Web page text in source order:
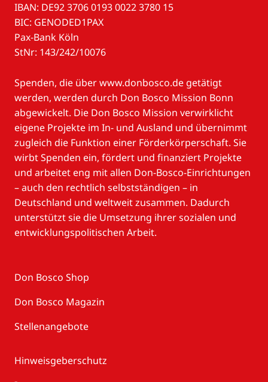
IBAN: DE92 3706 0193 0022 3780 15
BIC: GENODED1PAX
Pax-Bank Köln
StNr: 143/242/10076
Spenden, die über www.donbosco.de getätigt
werden, werden durch Don Bosco Mission Bonn
abgewickelt. Die Don Bosco Mission verwirklicht
eigene Projekte im In- und Ausland und übernimmt
zugleich die Funktion einer Förderkörperschaft. Sie
wirbt Spenden ein, fördert und finanziert Projekte
und arbeitet eng mit allen Don-Bosco-Einrichtungen
– auch den rechtlich selbstständigen – in
Deutschland und weltweit zusammen. Dadurch
unterstützt sie die Umsetzung ihrer sozialen und
entwicklungspolitischen Arbeit.
Don Bosco Shop
Don Bosco Magazin
Stellenangebote
Hinweisgeberschutz